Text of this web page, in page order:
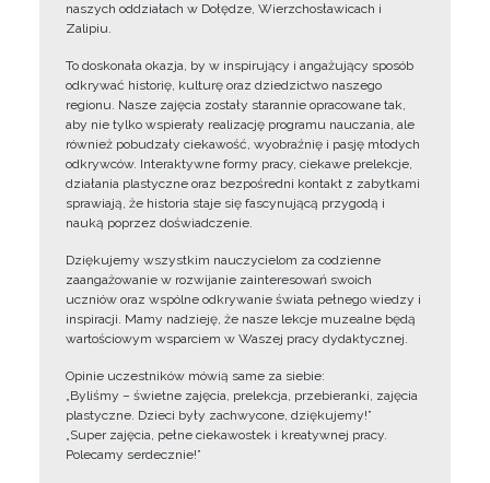
naszych oddziałach w Dołędze, Wierzchosławicach i
Zalipiu.
To doskonała okazja, by w inspirujący i angażujący sposób
odkrywać historię, kulturę oraz dziedzictwo naszego
regionu. Nasze zajęcia zostały starannie opracowane tak,
aby nie tylko wspierały realizację programu nauczania, ale
również pobudzały ciekawość, wyobraźnię i pasję młodych
odkrywców. Interaktywne formy pracy, ciekawe prelekcje,
działania plastyczne oraz bezpośredni kontakt z zabytkami
sprawiają, że historia staje się fascynującą przygodą i
nauką poprzez doświadczenie.
Dziękujemy wszystkim nauczycielom za codzienne
zaangażowanie w rozwijanie zainteresowań swoich
uczniów oraz wspólne odkrywanie świata pełnego wiedzy i
inspiracji. Mamy nadzieję, że nasze lekcje muzealne będą
wartościowym wsparciem w Waszej pracy dydaktycznej.
Opinie uczestników mówią same za siebie:
„Byliśmy – świetne zajęcia, prelekcja, przebieranki, zajęcia
plastyczne. Dzieci były zachwycone, dziękujemy!”
„Super zajęcia, pełne ciekawostek i kreatywnej pracy.
Polecamy serdecznie!”